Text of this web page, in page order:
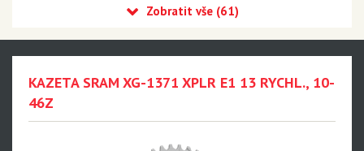
Eagle 90 Transmission
Eagle 70 Transmission
Eagle S500 - NEW!!!
Eagle S200 - NEW!!!
KAZETA SRAM XG-1371 XPLR E1 13 RYCHL., 10-
46Z